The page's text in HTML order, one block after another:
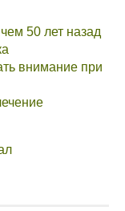
50 лет назад
внимание при